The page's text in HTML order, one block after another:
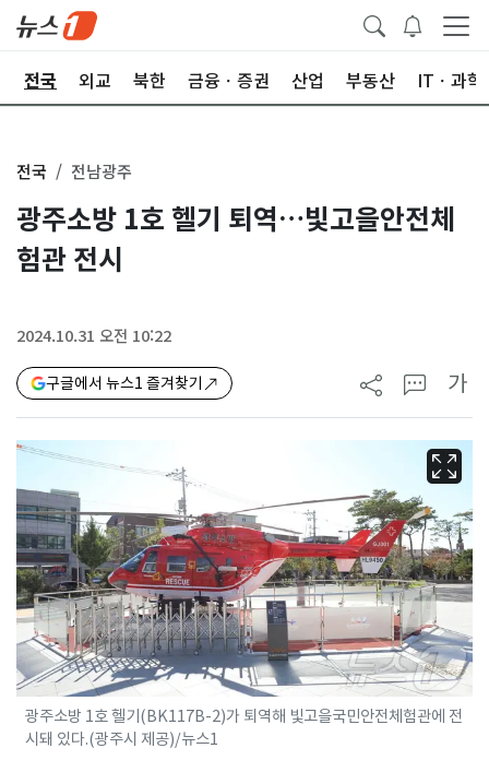
전국 외교 북한 금융ㆍ증권 산업 부동산 ITㆍ과학
전국 전남광주
광주소방 1호 헬기 퇴역…빛고을안전체
험관 전시
2024.10.31 오전 10:22
구글에서 뉴스1 즐겨찾기 가
광주소방 1호 헬기(BK117B-2)가 퇴역해 빛고을국민안전체험관에 전
시돼 있다.(광주시 제공)/뉴스1